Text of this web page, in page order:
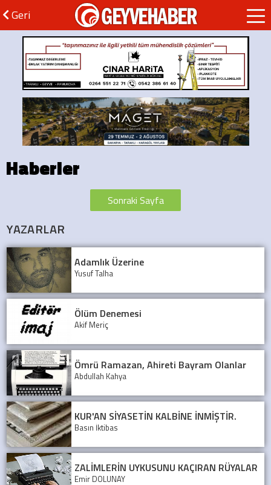
Geri GEYVEHABER
Haberler
Sonraki Sayfa
YAZARLAR
Adamlık Üzerine
Yusuf Talha
Ölüm Denemesi
Akif Meriç
Ömrü Ramazan, Ahireti Bayram Olanlar
Abdullah Kahya
KUR'AN SİYASETİN KALBİNE İNMİŞTİR.
Basın İktibas
ZALİMLERİN UYKUSUNU KAÇIRAN RÜYALAR
Emir DOLUNAY